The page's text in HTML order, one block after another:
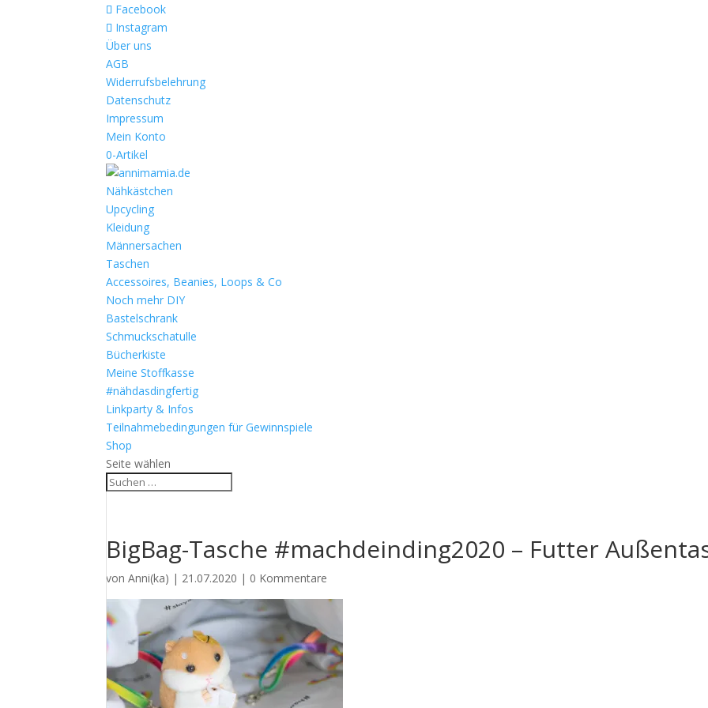
Facebook
Instagram
Über uns
AGB
Widerrufsbelehrung
Datenschutz
Impressum
Mein Konto
0-Artikel
Nähkästchen
Upcycling
Kleidung
Männersachen
Taschen
Accessoires, Beanies, Loops & Co
Noch mehr DIY
Bastelschrank
Schmuckschatulle
Bücherkiste
Meine Stoffkasse
#nähdasdingfertig
Linkparty & Infos
Teilnahmebedingungen für Gewinnspiele
Shop
Seite wählen
BigBag-Tasche #machdeinding2020 – Futter
vonAnni(ka) | 21.07.2020 | 0 Kommentare